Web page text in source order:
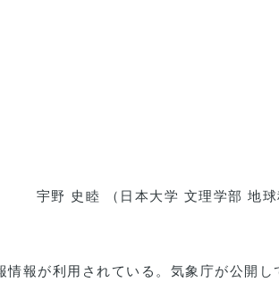
宇野 史睦 （日本大学 文理学部 地球
報が利用されている。気象庁が公開し